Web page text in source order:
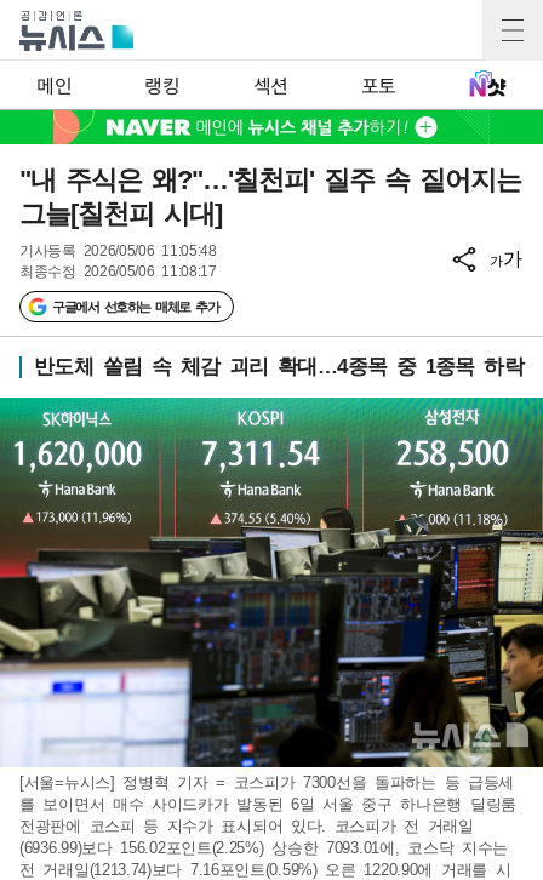
메인 랭킹 섹션 포토
"내 주식은 왜?"…'칠천피' 질주 속 짙어지는
그늘[칠천피 시대]
기사등록 2026/05/06 11:05:48
최종수정 2026/05/06 11:08:17
구글에서 선호하는 매체로 추가
가가
반도체 쏠림 속 체감 괴리 확대…4종목 중 1종목 하락
[서울=뉴시스] 정병혁 기자 = 코스피가 7300선을 돌파하는 등 급등세
를 보이면서 매수 사이드카가 발동된 6일 서울 중구 하나은행 딜링룸
전광판에 코스피 등 지수가 표시되어 있다. 코스피가 전 거래일
(6936.99)보다 156.02포인트(2.25%) 상승한 7093.01에, 코스닥 지수는
전 거래일(1213.74)보다 7.16포인트(0.59%) 오른 1220.90에 거래를 시